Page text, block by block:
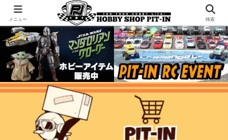
千葉県君津市でラジコンやプラモデルを販売。 ピットインのウェブサイトです
メニュー 検索